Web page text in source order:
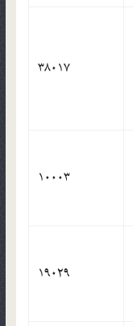
38017
10003
19029